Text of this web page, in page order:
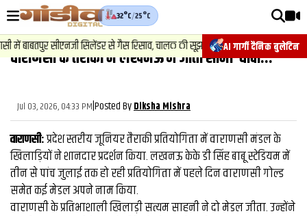
AI गार्गी दैनिक बुलेटिन
32°C/25°C
बाबतपुर सीएनजी सिलेंडर से गैस रिसाव, चालक की सूझबूझ से टला बड़ा हादसा. 2.
वीडियोज़
राजनीति
फिल्मी
साहित्य
संस्कृति
वाराणसी के तैराकों ने लखनऊ में जीता सोना-चांदी...
Jul 03, 2026, 04:33 PM|Posted ByDiksha Mishra
वाराणसी:प्रदेश स्तरीय जूनियर तैराकी प्रतियोगिता में वाराणसी मंडल के
खिलाड़ियों ने शानदार प्रदर्शन किया. लखनऊ केके डी सिंह बाबू स्टेडियम में
तीन से पांच जुलाई तक हो रही प्रतियोगिता में पहले दिन वाराणसी गोल्ड
समेत कई मेडल अपने नाम किया.
वाराणसी के प्रतिभाशाली खिलाड़ी सत्यम साहनी ने दो मेडल जीता. उन्होंने